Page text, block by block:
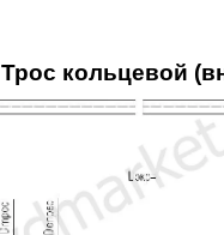
Трос кольцевой